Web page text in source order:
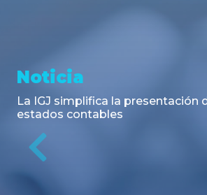
Asesoramiento y
Transacciones
DLA Piper Argentina y Bruchou &
Funes de Rioja asesoraron en la
emisión de Títulos de Deuda
Pública Adicionales de la Provincia
Previous